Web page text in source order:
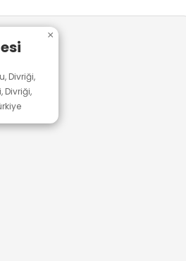
Divriği,
Divriği,
×